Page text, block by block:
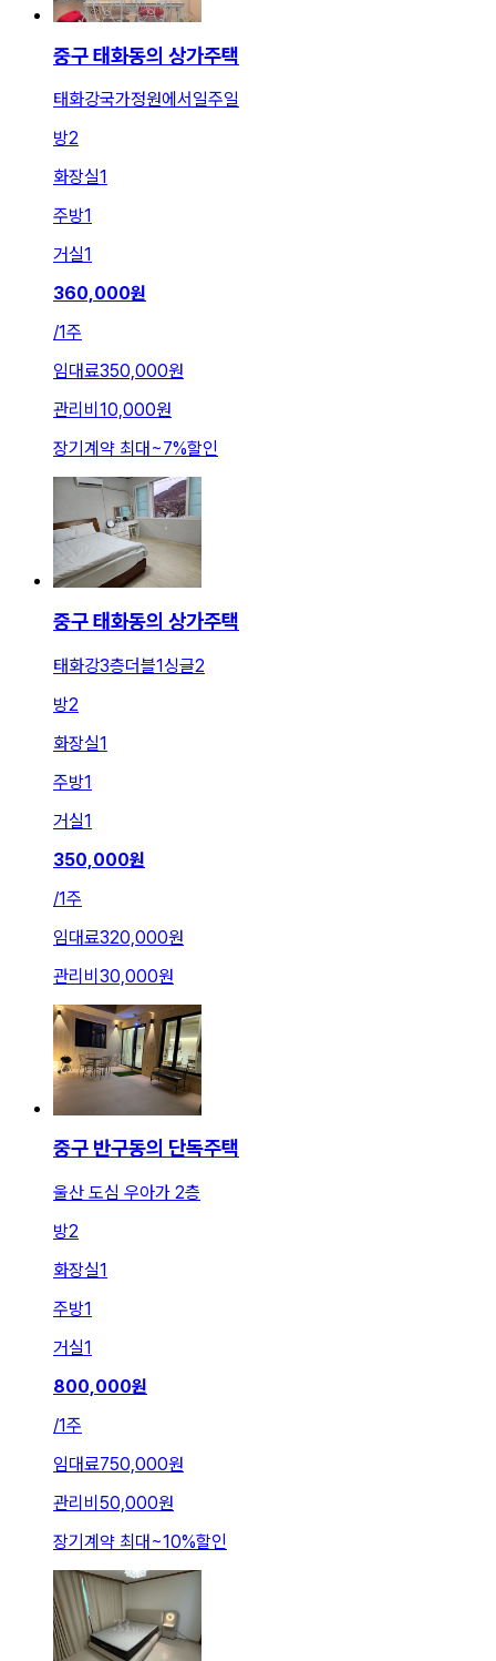
중구 태화동의 상가주택
태화강국가정원에서일주일
방2
화장실1
주방1
거실1
360,000원
/1주
임대료350,000원
관리비 10,000원
장기계약 최대 ~7%할인
중구 태화동의 상가주택
태화강3층더블1싱글2
방2
화장실1
주방1
거실1
350,000원
/1주
임대료320,000원
관리비 30,000원
중구 반구동의 단독주택
울산 도심 우아가 2층
방2
화장실1
주방1
거실1
800,000원
/1주
임대료750,000원
관리비 50,000원
장기계약 최대 ~10%할인